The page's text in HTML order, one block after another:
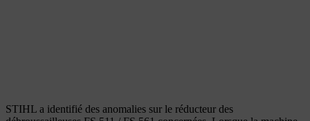
STIHL a identifié des anomalies sur le réducteur des